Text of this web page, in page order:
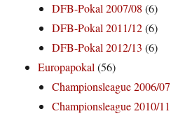
DFB-Pokal 2007/08 (6)
DFB-Pokal 2011/12(6)
DFB-Pokal 2012/13 (6)
Europapokal(56)
Championsleague 2006/07
Championsleague 2010/11